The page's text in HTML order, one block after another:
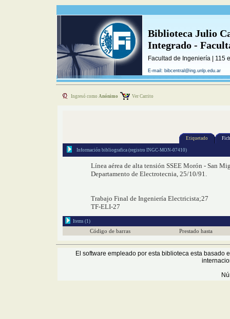
Biblioteca Julio
Integrado -
Facultad de Ingeniería | 115
E-mail: bibcentral@ing.unlp.edu.ar
Ingresó como Anónimo Ver Carrito
Etiquetado
Información bibliografica (registro INGC-MON-07410)
Línea aérea de alta tensión SSEE Morón - San
Departamento de Electrotecnia, 25/10/91.
Trabajo Final de Ingeniería Electricista;27
TF-ELI-27
Items (1)
Código de barras Prestado hasta
El software empleado por esta biblioteca esta basado